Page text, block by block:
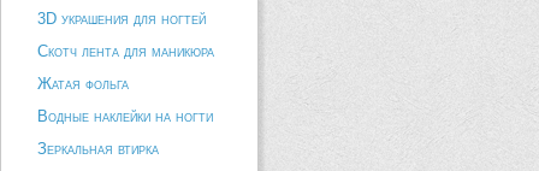
3D украшения для ногтей
Скотч лента для маникюра
Жатая фольга
Водные наклейки на ногти
Зеркальная втирка